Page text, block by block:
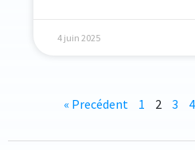
4 juin 2025
« Precédent 1 2 3 4